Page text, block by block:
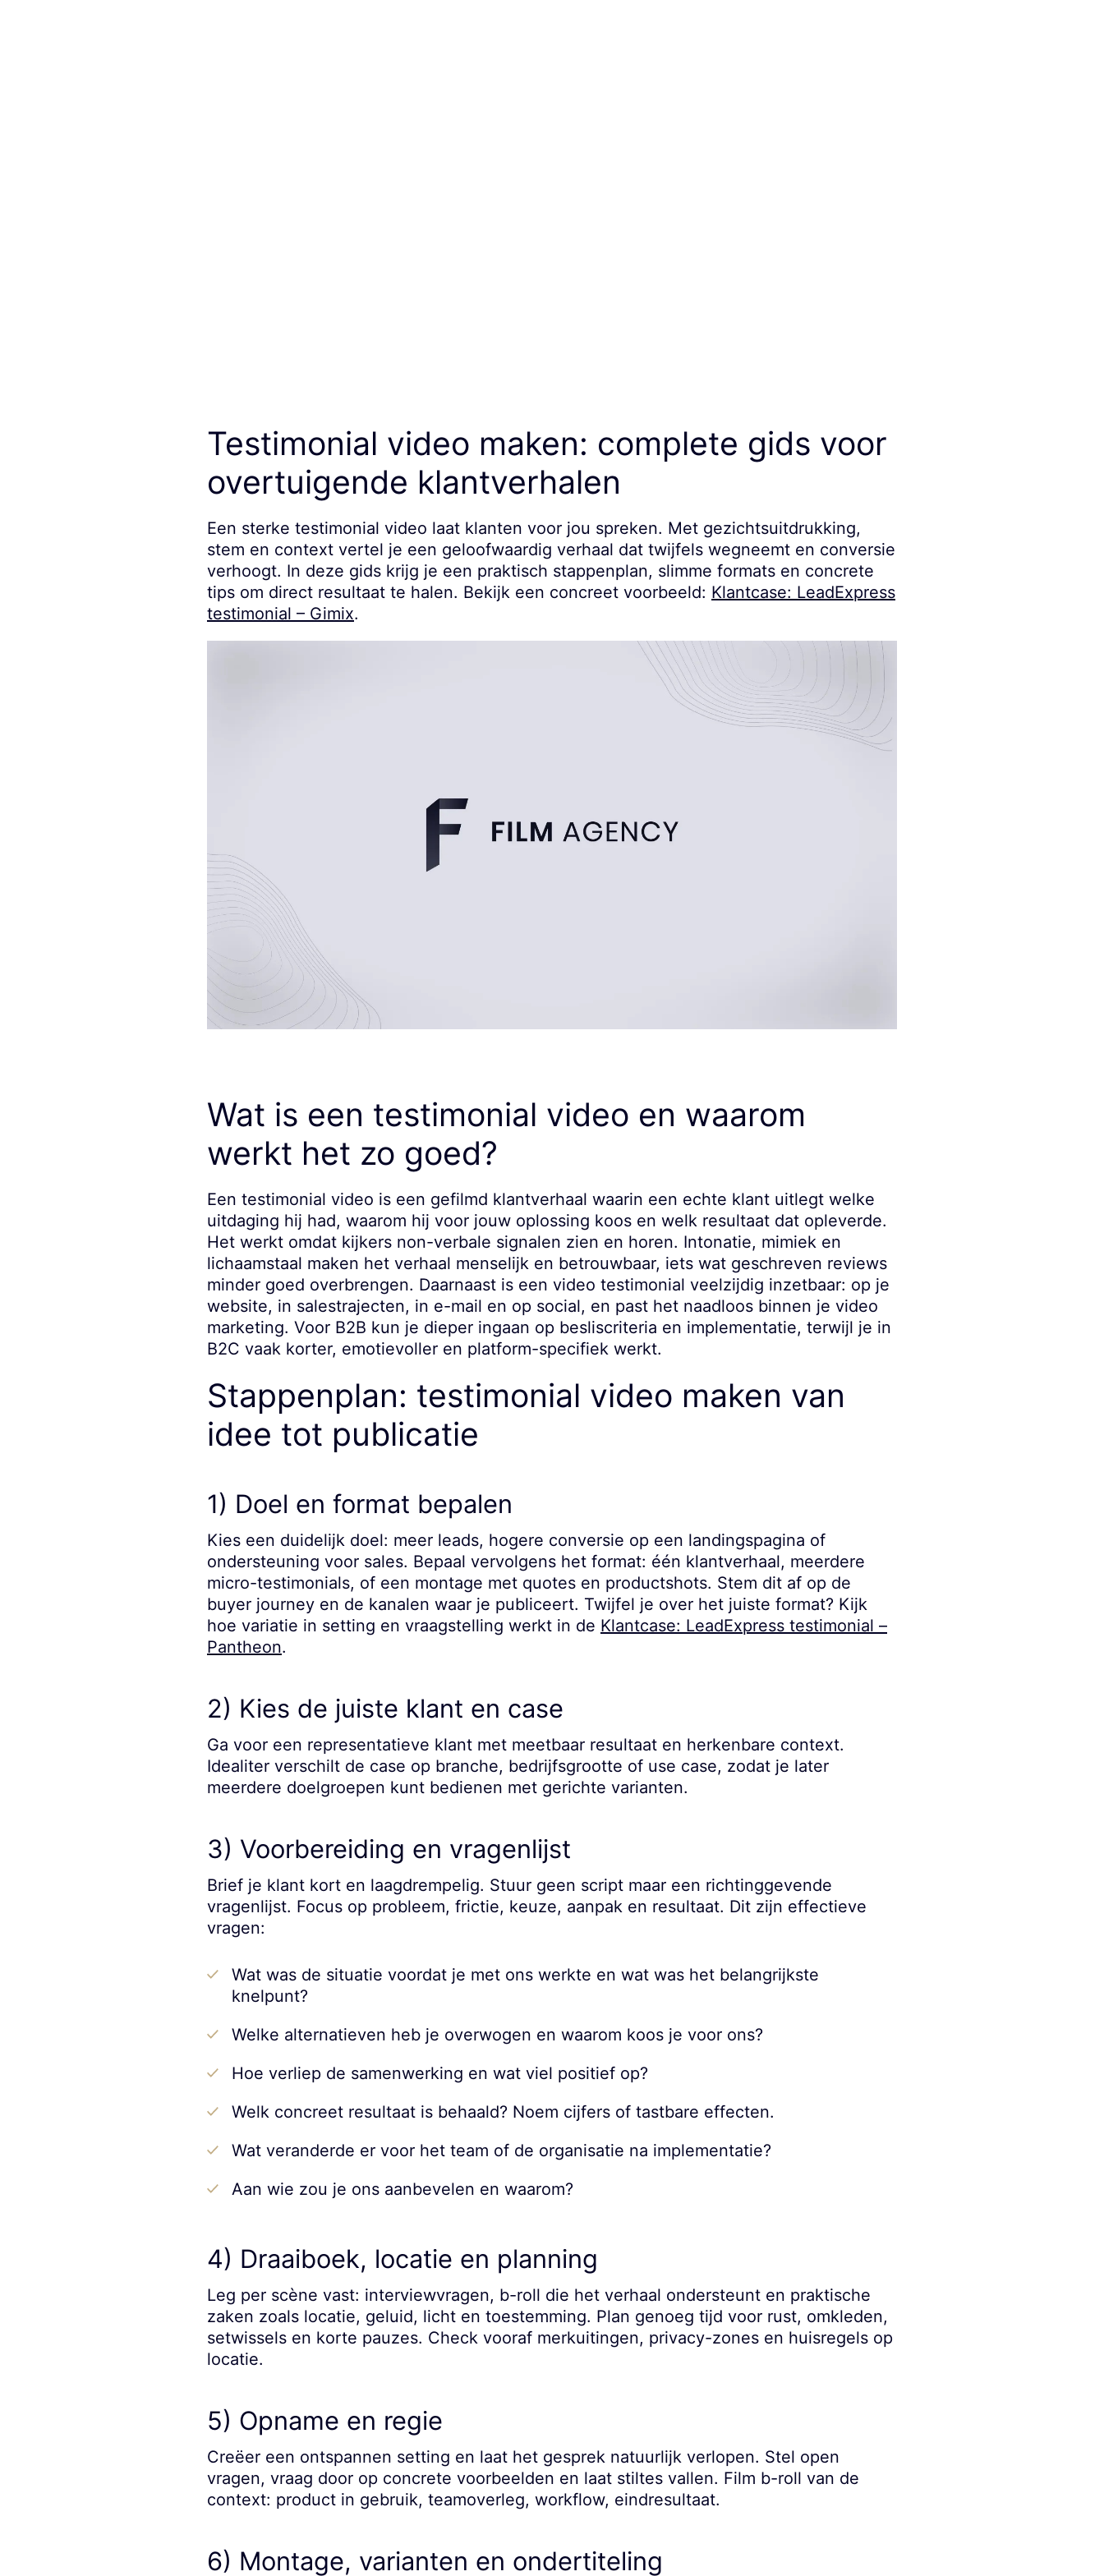
Testimonial video maken: complete gids voor
overtuigende klantverhalen
Een sterke testimonial video laat klanten voor jou spreken. Met gezichtsuitdrukking,
stem en context vertel je een geloofwaardig verhaal dat twijfels wegneemt en conversie
verhoogt. In deze gids krijg je een praktisch stappenplan, slimme formats en concrete
tips om direct resultaat te halen. Bekijk een concreet voorbeeld: Klantcase: LeadExpress
testimonial – Gimix.
Wat is een testimonial video en waarom
werkt het zo goed?
Een testimonial video is een gefilmd klantverhaal waarin een echte klant uitlegt welke
uitdaging hij had, waarom hij voor jouw oplossing koos en welk resultaat dat opleverde.
Het werkt omdat kijkers non-verbale signalen zien en horen. Intonatie, mimiek en
lichaamstaal maken het verhaal menselijk en betrouwbaar, iets wat geschreven reviews
minder goed overbrengen. Daarnaast is een video testimonial veelzijdig inzetbaar: op je
website, in salestrajecten, in e-mail en op social, en past het naadloos binnen je video
marketing. Voor B2B kun je dieper ingaan op besliscriteria en implementatie, terwijl je in
B2C vaak korter, emotievoller en platform-specifiek werkt.
Stappenplan: testimonial video maken van
idee tot publicatie
1) Doel en format bepalen
Kies een duidelijk doel: meer leads, hogere conversie op een landingspagina of
ondersteuning voor sales. Bepaal vervolgens het format: één klantverhaal, meerdere
micro-testimonials, of een montage met quotes en productshots. Stem dit af op de
buyer journey en de kanalen waar je publiceert. Twijfel je over het juiste format? Kijk
hoe variatie in setting en vraagstelling werkt in de Klantcase: LeadExpress testimonial –
Pantheon.
2) Kies de juiste klant en case
Ga voor een representatieve klant met meetbaar resultaat en herkenbare context.
Idealiter verschilt de case op branche, bedrijfsgrootte of use case, zodat je later
meerdere doelgroepen kunt bedienen met gerichte varianten.
3) Voorbereiding en vragenlijst
Brief je klant kort en laagdrempelig. Stuur geen script maar een richtinggevende
vragenlijst. Focus op probleem, frictie, keuze, aanpak en resultaat. Dit zijn effectieve
vragen:
Wat was de situatie voordat je met ons werkte en wat was het belangrijkste
knelpunt?
Welke alternatieven heb je overwogen en waarom koos je voor ons?
Hoe verliep de samenwerking en wat viel positief op?
Welk concreet resultaat is behaald? Noem cijfers of tastbare effecten.
Wat veranderde er voor het team of de organisatie na implementatie?
Aan wie zou je ons aanbevelen en waarom?
4) Draaiboek, locatie en planning
Leg per scène vast: interviewvragen, b-roll die het verhaal ondersteunt en praktische
zaken zoals locatie, geluid, licht en toestemming. Plan genoeg tijd voor rust, omkleden,
setwissels en korte pauzes. Check vooraf merkuitingen, privacy-zones en huisregels op
locatie.
5) Opname en regie
Creëer een ontspannen setting en laat het gesprek natuurlijk verlopen. Stel open
vragen, vraag door op concrete voorbeelden en laat stiltes vallen. Film b-roll van de
context: product in gebruik, teamoverleg, workflow, eindresultaat.
6) Montage, varianten en ondertiteling